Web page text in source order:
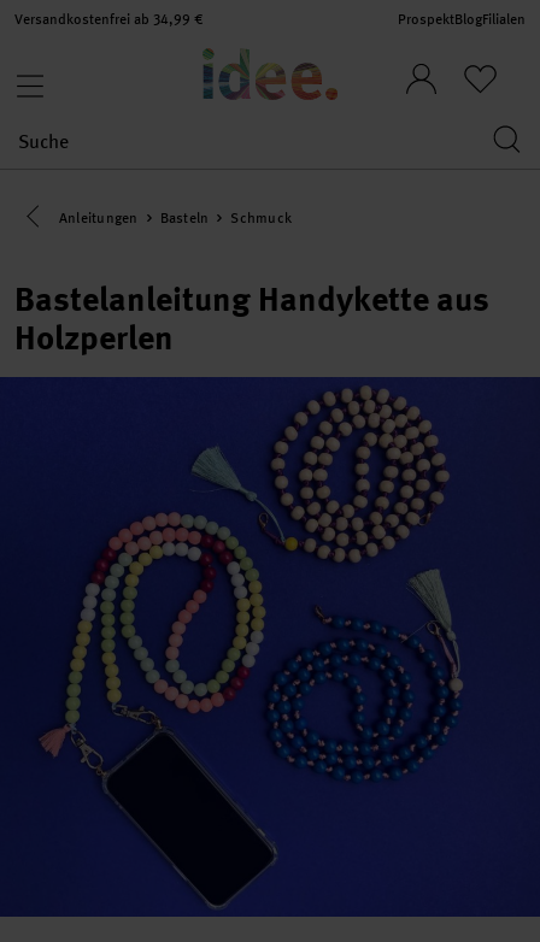
Versandkostenfrei ab 34,99 € ProspektBlogFilialen
Eine Kategorie zurück navigieren
Anleitungen Basteln Schmuck
Bastelanleitung Handykette aus
Holzperlen